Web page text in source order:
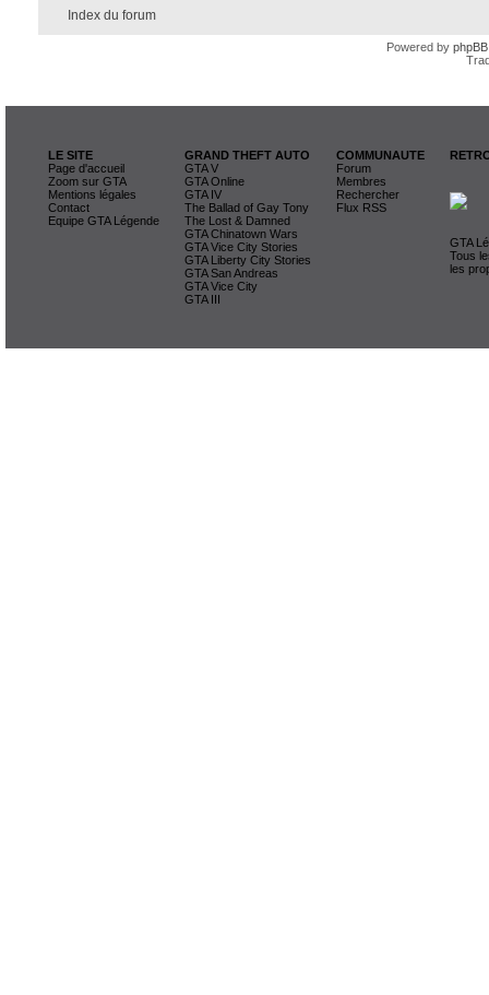
Index du forum
Powered by phpBB
LE SITE
Page d'accueil
Zoom sur GTA
Mentions légales
Contact
Equipe GTA Légende
GRAND THEFT AUTO
GTA V
GTA Online
GTA IV
The Ballad of Gay Tony
The Lost & Damned
GTA Chinatown Wars
GTA Vice City Stories
GTA Liberty City Stories
GTA San Andreas
GTA Vice City
GTA III
COMMUNAUTE
Forum
Membres
Rechercher
Flux RSS
GTA
Tous
les